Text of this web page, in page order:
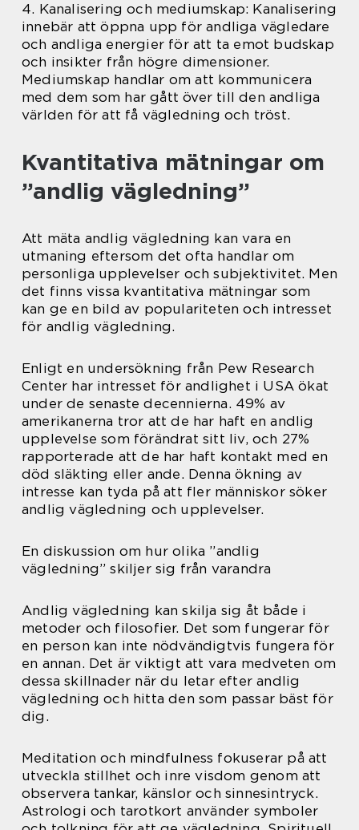
4. Kanalisering och mediumskap: Kanalisering
innebär att öppna upp för andliga vägledare
och andliga energier för att ta emot budskap
och insikter från högre dimensioner.
Mediumskap handlar om att kommunicera
med dem som har gått över till den andliga
världen för att få vägledning och tröst.
Kvantitativa mätningar om
”andlig vägledning”
Att mäta andlig vägledning kan vara en
utmaning eftersom det ofta handlar om
personliga upplevelser och subjektivitet. Men
det finns vissa kvantitativa mätningar som
kan ge en bild av populariteten och intresset
för andlig vägledning.
Enligt en undersökning från Pew Research
Center har intresset för andlighet i USA ökat
under de senaste decennierna. 49% av
amerikanerna tror att de har haft en andlig
upplevelse som förändrat sitt liv, och 27%
rapporterade att de har haft kontakt med en
död släkting eller ande. Denna ökning av
intresse kan tyda på att fler människor söker
andlig vägledning och upplevelser.
En diskussion om hur olika ”andlig
vägledning” skiljer sig från varandra
Andlig vägledning kan skilja sig åt både i
metoder och filosofier. Det som fungerar för
en person kan inte nödvändigtvis fungera för
en annan. Det är viktigt att vara medveten om
dessa skillnader när du letar efter andlig
vägledning och hitta den som passar bäst för
dig.
Meditation och mindfulness fokuserar på att
utveckla stillhet och inre visdom genom att
observera tankar, känslor och sinnesintryck.
Astrologi och tarotkort använder symboler